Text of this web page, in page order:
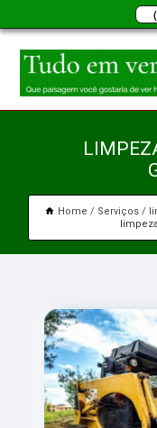
Home Serviços